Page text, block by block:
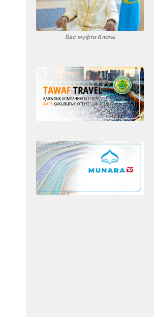
Бас мүфти блогы